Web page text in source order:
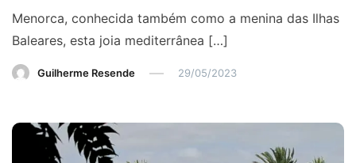
Menorca, conhecida também como a menina das Ilhas
Baleares, esta joia mediterrânea […]
Guilherme Resende 29/05/2023